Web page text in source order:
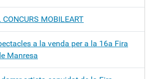
CONCURS MOBILEART
a la venda per a la 16a Fira
Manresa